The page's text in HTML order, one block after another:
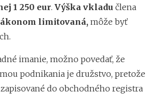
1 250 eur. Výška vkladu člena
limitovaná, môže byť
imanie, možno povedať, že
podnikania je družstvo, pretože
do obchodného registra